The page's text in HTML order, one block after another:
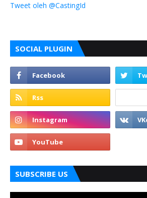
Tweet oleh @CastingId
SOCIAL PLUGIN
SUBSCRIBE US